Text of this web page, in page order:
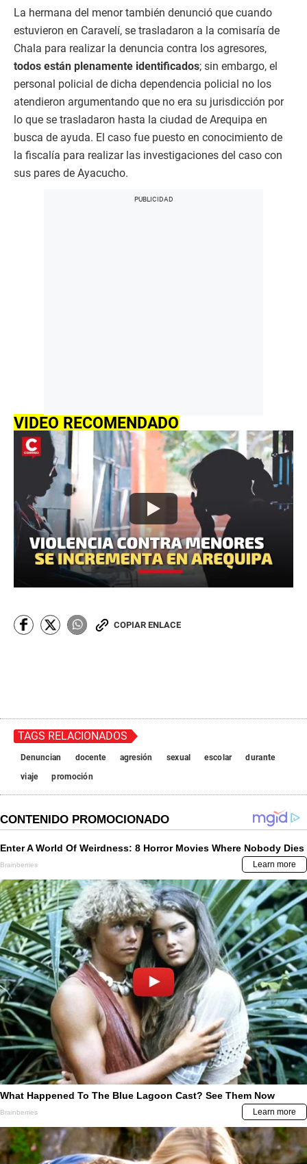
La hermana del menor también denunció que cuando
estuvieron en Caravelí, se trasladaron a la comisaría de
Chala para realizar la denuncia contra los agresores,
todos están plenamente identificados; sin embargo, el
personal policial de dicha dependencia policial no los
atendieron argumentando que no era su jurisdicción por
lo que se trasladaron hasta la ciudad de Arequipa en
busca de ayuda. El caso fue puesto en conocimiento de
la fiscalía para realizar las investigaciones del caso con
sus pares de Ayacucho.
VIDEO RECOMENDADO
COPIAR ENLACE
TAGS RELACIONADOS
Denuncian docente agresión sexual escolar
durante
viaje
promoción